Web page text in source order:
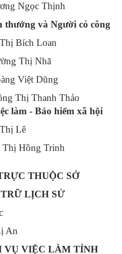
Ngọc Thịnh
thưởng và Người có công
Bích Loan
Thị Nhã
Việt Dũng
Thị Thanh Thảo
làm - Bảo hiểm xã hội
Lê
Thị Hồng Trinh
THUỘC SỞ
LỊCH SỬ
An
VỤ VIỆC LÀM TỈNH